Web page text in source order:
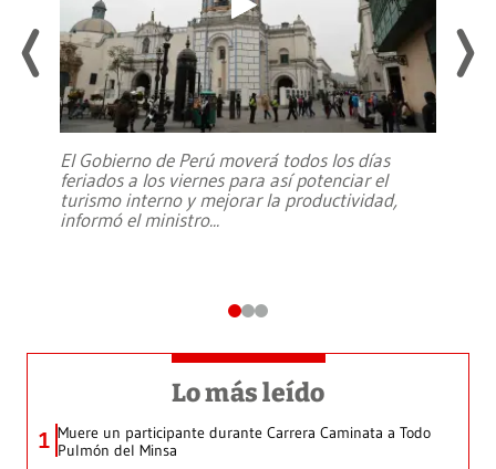
El Gobierno de Perú moverá todos los días
feriados a los viernes para así potenciar el
turismo interno y mejorar la productividad,
informó el ministro...
Lo más leído
1 Muere un participante durante Carrera Caminata a Todo
Pulmón del Minsa